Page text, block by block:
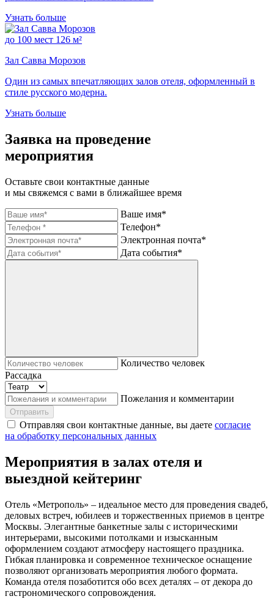
Узнать больше
до 100 мест 126 м²
Зал Савва Морозов
Один из самых впечатляющих залов отеля, оформленный в
стиле русского модерна.
Узнать больше
Заявка на проведение
мероприятия
Оставьте свои контактные данные
и мы свяжемся с вами в ближайшее время
Ваше имя*
Телефон*
Электронная почта*
Дата события*
Количество человек
Рассадка
Пожелания и комментарии
Отправить
Отправляя свои контактные данные, вы даете согласие
на обработку персональных данных
Мероприятия в залах отеля и
выездной кейтеринг
Отель «Метрополь» – идеальное место для проведения свадеб,
деловых встреч, юбилеев и торжественных приемов в центре
Москвы. Элегантные банкетные залы с историческими
интерьерами, высокими потолками и изысканным
оформлением создают атмосферу настоящего праздника.
Гибкая планировка и современное техническое оснащение
позволяют организовать мероприятия любого формата.
Команда отеля позаботится обо всех деталях – от декора до
гастрономического сопровождения.